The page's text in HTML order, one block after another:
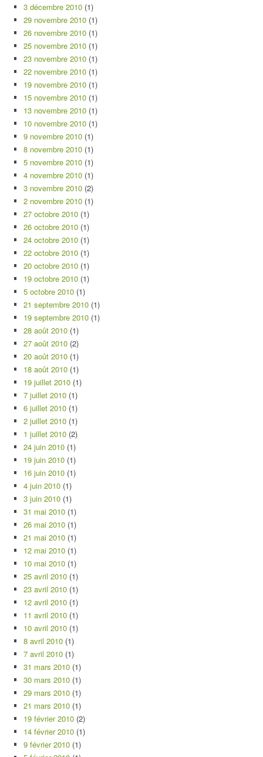
3 décembre 2010 (1)
29 novembre 2010 (1)
26 novembre 2010 (1)
25 novembre 2010 (1)
23 novembre 2010 (1)
22 novembre 2010 (1)
19 novembre 2010 (1)
15 novembre 2010 (1)
13 novembre 2010 (1)
10 novembre 2010 (1)
9 novembre 2010 (1)
8 novembre 2010 (1)
5 novembre 2010 (1)
4 novembre 2010 (1)
3 novembre 2010 (2)
2 novembre 2010 (1)
27 octobre 2010 (1)
26 octobre 2010 (1)
24 octobre 2010 (1)
22 octobre 2010 (1)
20 octobre 2010 (1)
19 octobre 2010 (1)
5 octobre 2010 (1)
21 septembre 2010 (1)
19 septembre 2010 (1)
28 août 2010 (1)
27 août 2010 (2)
20 août 2010 (1)
18 août 2010 (1)
19 juillet 2010 (1)
7 juillet 2010 (1)
6 juillet 2010 (1)
2 juillet 2010 (1)
1 juillet 2010 (2)
24 juin 2010 (1)
19 juin 2010 (1)
16 juin 2010 (1)
4 juin 2010 (1)
3 juin 2010 (1)
31 mai 2010 (1)
26 mai 2010 (1)
21 mai 2010 (1)
12 mai 2010 (1)
10 mai 2010 (1)
25 avril 2010 (1)
23 avril 2010 (1)
12 avril 2010 (1)
11 avril 2010 (1)
10 avril 2010 (1)
8 avril 2010 (1)
7 avril 2010 (1)
31 mars 2010 (1)
30 mars 2010 (1)
29 mars 2010 (1)
21 mars 2010 (1)
19 février 2010 (2)
14 février 2010 (1)
9 février 2010 (1)